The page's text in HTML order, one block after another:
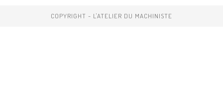
COPYRIGHT - L'ATELIER DU MACHINISTE